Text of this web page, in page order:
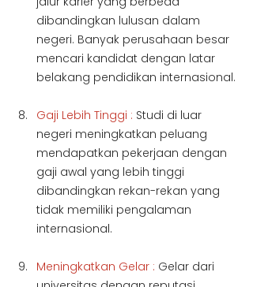
dibandingkan lulusan dalam
negeri. Banyak perusahaan besar
mencari kandidat dengan latar
belakang pendidikan internasional.
Gaji Lebih Tinggi : Studi di luar
negeri meningkatkan peluang
mendapatkan pekerjaan dengan
gaji awal yang lebih tinggi
dibandingkan rekan-rekan yang
tidak memiliki pengalaman
internasional.
Meningkatkan Gelar : Gelar dari